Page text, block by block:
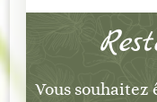
Vous souhaitez